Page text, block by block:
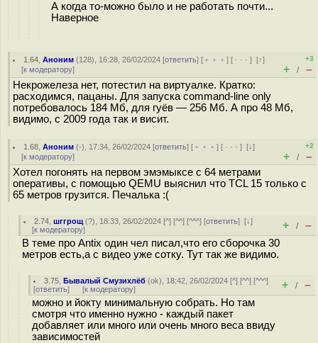
А когда то-можно было и не работать почти...
Наверное
1.64 ,Аноним (128), 16:28, 26/02/2024 [ответить] [ ﹢﹢﹢] [ · · ·][↑]
[к модератору]
+3
+ / –
Некрожелеза нет, потестил на виртуалке. Кратко:
расходимся, пацаны. Для запуска command-line only
потребовалось 184 Мб, для гуёв — 256 Мб. А про 48 Мб,
видимо, с 2009 года так и висит.
1.68 ,Аноним (-), 17:34, 26/02/2024 [ответить] [ ﹢﹢﹢] [ · · ·][↓]
[к модератору]
+2
+ / –
Хотел погонять на первом эмэмыксе с 64 метрами
оперативы, с помощью QEMU выяснил что TCL 15 только с
65 метров грузится. Печалька :(
2.74 ,шггрощ (?), 18:33, 26/02/2024 [^] [^^] [^^^] [ответить][↓]
[к модератору] + / –
В теме про Antix один чел писал,что его сборочка 30
метров есть,а с видео уже сотку. Тут так же видимо.
3.75 ,Бывалый Смузихлёб (ok), 18:42, 26/02/2024 [^] [^^] [^^^]
[ответить] [к модератору] + / –
можно и йокту минимальную собрать. Но там
смотря что именно нужно - каждый пакет
добавляет или много или очень много веса ввиду
зависимостей